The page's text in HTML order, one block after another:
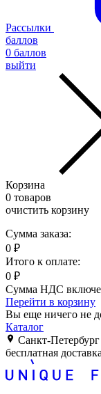
Рассылки
баллов
0 баллов
выйти
Корзина
0 товаров
очистить корзину
Сумма заказа:
0 ₽
Итого к оплате:
0 ₽
Сумма НДС
Перейти в корзину
Вы еще ничего не
Каталог
Санкт-Петербург
бесплатная доставка